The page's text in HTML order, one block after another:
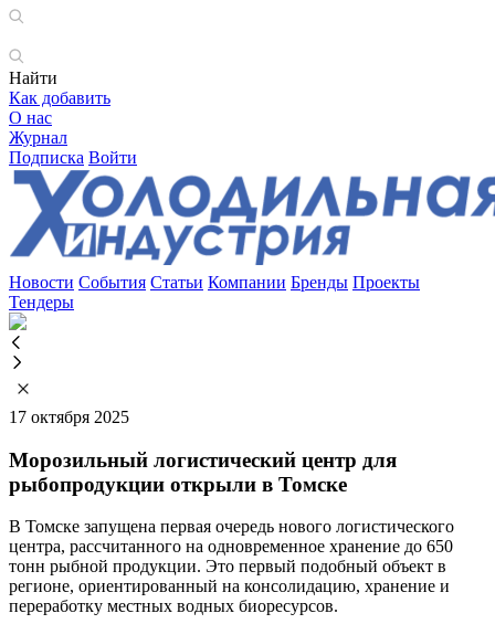
Найти
Как добавить
О нас
Журнал
Подписка Войти
Новости События Статьи Компании Бренды Проекты
Тендеры
17 октября 2025
Морозильный логистический центр для
рыбопродукции открыли в Томске
В Томске запущена первая очередь нового логистического
центра, рассчитанного на одновременное хранение до 650
тонн рыбной продукции. Это первый подобный объект в
регионе, ориентированный на консолидацию, хранение и
переработку местных водных биоресурсов.